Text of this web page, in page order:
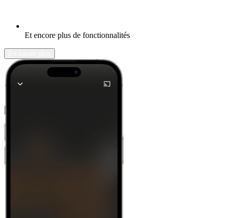
Et encore plus de fonctionnalités